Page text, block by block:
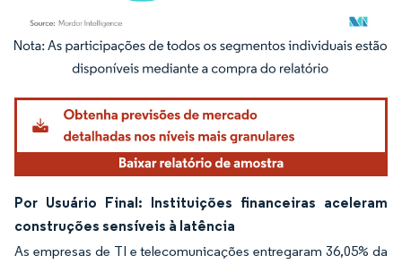
Imagem © Mordor Intelligence. O reuso requer atribuição conforme CC BY 4.0.
Por Usuário Final: Instituições financeiras aceleram
construções sensíveis à latência
As empresas de TI e telecomunicações entregaram 36,05% da